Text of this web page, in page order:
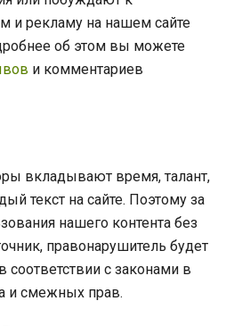
и рекламу на нашем сайте
об этом вы можете
и комментариев
вкладывают время, талант,
текст на сайте. Поэтому за
нашего контента без
правонарушитель будет
соответствии с законами в
и смежных прав.